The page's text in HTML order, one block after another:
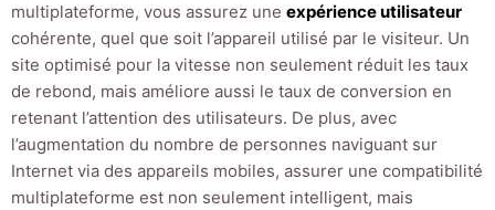
multiplateforme, vous assurez une expérience utilisateur
cohérente, quel que soit l’appareil utilisé par le visiteur. Un
site optimisé pour la vitesse non seulement réduit les taux
de rebond, mais améliore aussi le taux de conversion en
retenant l’attention des utilisateurs. De plus, avec
l’augmentation du nombre de personnes naviguant sur
Internet via des appareils mobiles, assurer une compatibilité
multiplateforme est non seulement intelligent, mais